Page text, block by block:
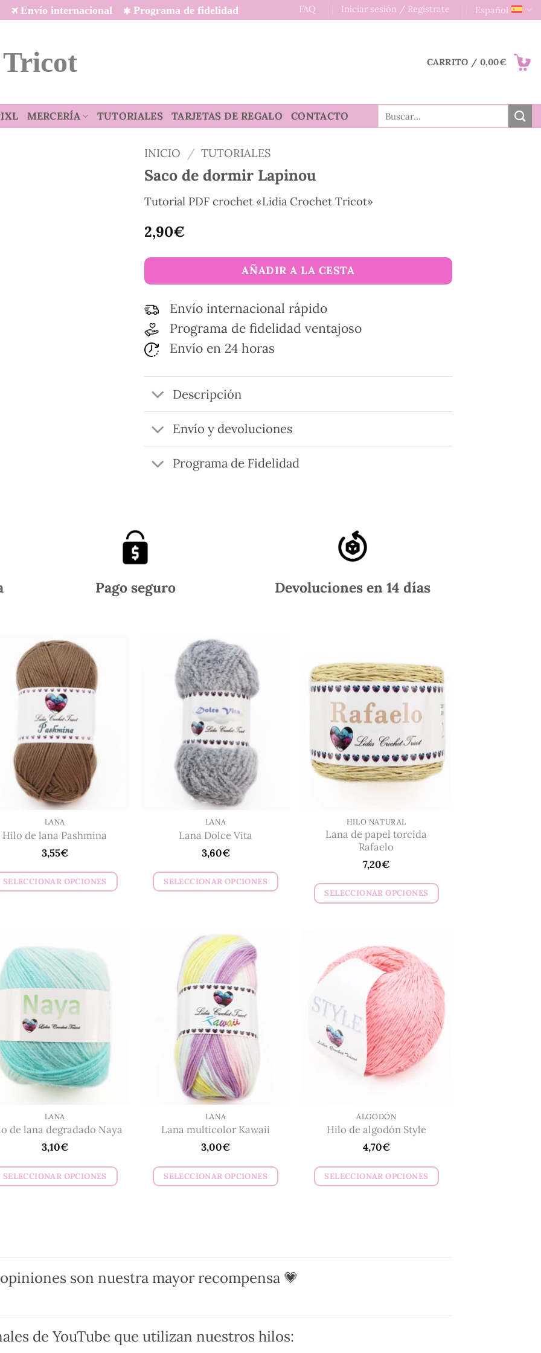
Envío internacional Programa de fidelidad FAQ Iniciar sesión / Registrate Español
CARRITO / 0,00€
MERCERÍA TUTORIALES TARJETAS DE REGALO CONTACTO
Buscar
INICIO / TUTORIALES
Saco de dormir Lapinou
Tutorial PDF crochet «Lidia Crochet Tricot»
2,90€
AÑADIR A LA CESTA
Envío internacional rápido
Programa de fidelidad ventajoso
Envío en 24 horas
Descripción
Envío y devoluciones
Programa de Fidelidad
Pago seguro Devoluciones en 14 días
LANA
Hilo de lana Pashmina
3,55€
SELECCIONAR OPCIONES
múltiples
variantes.
Las
opciones
se
pueden
elegir
en
la
página
de
producto
LANA
Lana Dolce Vita
3,60€
SELECCIONAR OPCIONES
múltiples
variantes.
Las
opciones
se
pueden
elegir
en
la
página
de
producto
HILO NATURAL
Lana de papel torcida
Rafaelo
7,20€
SELECCIONAR OPCIONES
múltiples
variantes.
Las
opciones
se
pueden
elegir
en
la
de
producto
LANA
de lana degradado Naya
3,10€
SELECCIONAR OPCIONES
Las
opciones
elegir
LANA
Lana multicolor Kawaii
3,00€
SELECCIONAR OPCIONES
Las
opciones
elegir
ALGODÓN
Hilo de algodón Style
4,70€
SELECCIONAR OPCIONES
son nuestra mayor recompensa 💗
de YouTube que utilizan nuestros hilos: